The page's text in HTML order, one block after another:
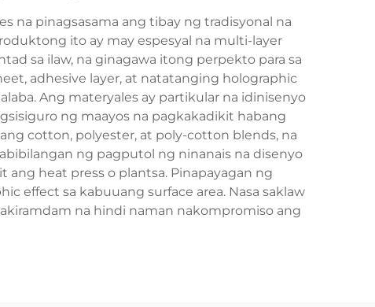
na pinagsasama ang tibay ng tradisyonal na
ito ay may espesyal na multi-layer
sa ilaw, na ginagawa itong perpekto para sa
adhesive layer, at natatanging holographic
Ang materyales ay partikular na idinisenyo
ng maayos na pagkakadikit habang
cotton, polyester, at poly-cotton blends, na
ng pagputol ng ninanais na disenyo
heat press o plantsa. Pinapayagan ng
effect sa kabuuang surface area. Nasa saklaw
na hindi naman nakompromiso ang